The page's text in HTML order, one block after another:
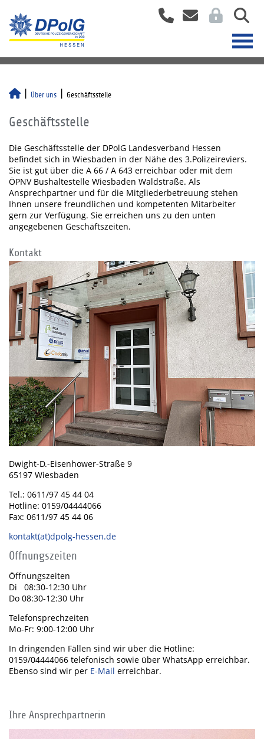
Über uns Geschäftsstelle
Geschäftsstelle
Die Geschäftsstelle der DPolG Landesverband Hessen
befindet sich in Wiesbaden in der Nähe des 3.Polizeireviers.
Sie ist gut über die A 66 / A 643 erreichbar oder mit dem
ÖPNV Bushaltestelle Wiesbaden Waldstraße. Als
Ansprechpartner und für die Mitgliederbetreuung stehen
Ihnen unsere freundlichen und kompetenten Mitarbeiter
gern zur Verfügung. Sie erreichen uns zu den unten
angegebenen Geschäftszeiten.
Kontakt
Dwight-D.-Eisenhower-Straße 9
65197 Wiesbaden
Tel.: 0611/97 45 44 04
Hotline: 0159/04444066
Fax: 0611/97 45 44 06
kontakt(at)dpolg-hessen.de
Öffnungszeiten
Öffnungszeiten
Di 08:30-12:30 Uhr
Do 08:30-12:30 Uhr
Telefonsprechzeiten
Mo-Fr: 9:00-12:00 Uhr
In dringenden Fällen sind wir über die Hotline:
0159/04444066 telefonisch sowie über WhatsApp erreichbar.
Ebenso sind wir per E-Mail erreichbar.
Ihre Ansprechpartnerin